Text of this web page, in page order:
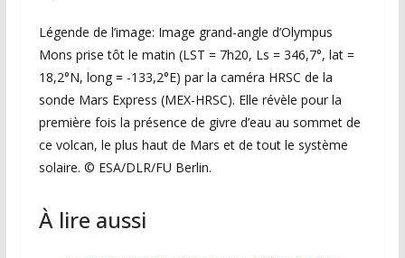
Légende de l’image: Image grand-angle d’Olympus
Mons prise tôt le matin (LST = 7h20, Ls = 346,7°, lat =
18,2°N, long = -133,2°E) par la caméra HRSC de la
sonde Mars Express (MEX-HRSC). Elle révèle pour la
première fois la présence de givre d’eau au sommet de
ce volcan, le plus haut de Mars et de tout le système
solaire. © ESA/DLR/FU Berlin.
À lire aussi